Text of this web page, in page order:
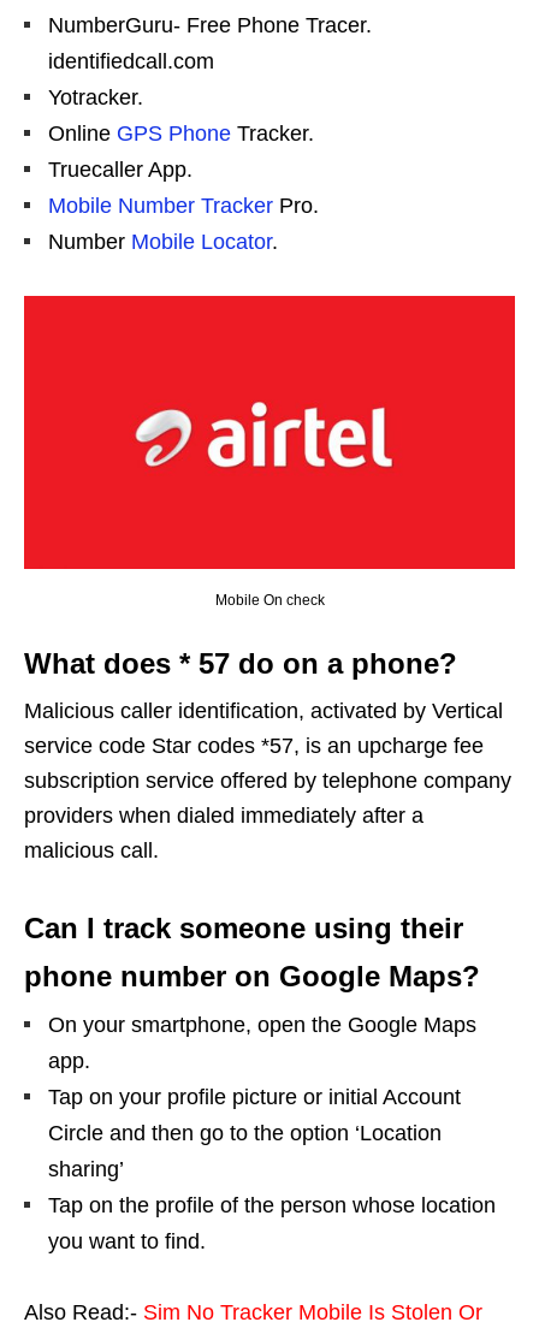
NumberGuru- Free Phone Tracer.
identifiedcall.com
Yotracker.
Online GPS Phone Tracker.
Truecaller App.
Mobile Number Tracker Pro.
Number Mobile Locator.
Mobile On check
What does * 57 do on a phone?
Malicious caller identification, activated by Vertical
service code Star codes *57, is an upcharge fee
subscription service offered by telephone company
providers when dialed immediately after a
malicious call.
Can I track someone using their
phone number on Google Maps?
On your smartphone, open the Google Maps
app.
Tap on your profile picture or initial Account
Circle and then go to the option ‘Location
sharing’
Tap on the profile of the person whose location
you want to find.
Also Read:- Sim No Tracker Mobile Is Stolen Or